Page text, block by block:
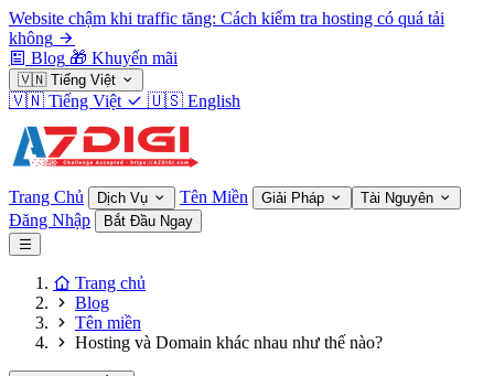
Website chậm khi traffic tăng: Cách kiểm tra hosting có quá tải
không
Blog 🎁 Khuyến mãi
🇻🇳 Tiếng Việt
🇻🇳 Tiếng Việt 🇺🇸 English
Trang Chủ Dịch Vụ Tên Miền Giải Pháp Tài Nguyên
Đăng Nhập Bắt Đầu Ngay
Trang chủ
Blog
Tên miền
Hosting và Domain khác nhau như thế nào?